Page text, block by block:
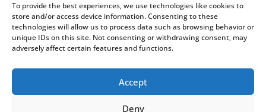
To provide the best experiences, we use technologies like cookies to
store and/or access device information. Consenting to these
technologies will allow us to process data such as browsing behavior or
unique IDs on this site. Not consenting or withdrawing consent, may
adversely affect certain features and functions.
Accept
Deny
J.P. MORGAN LAUF IN
FRANKFURT 2024